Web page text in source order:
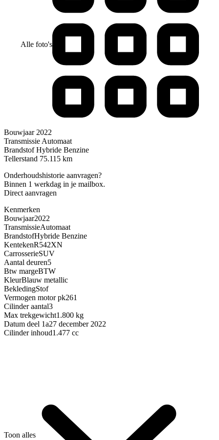
Alle foto's
Bouwjaar 2022
Transmissie Automaat
Brandstof Hybride Benzine
Tellerstand 75.115 km
Onderhoudshistorie aanvragen?
Binnen 1 werkdag in je mailbox.
Direct aanvragen
Kenmerken
Bouwjaar2022
TransmissieAutomaat
BrandstofHybride Benzine
KentekenR542XN
CarrosserieSUV
Aantal deuren5
Btw margeBTW
KleurBlauw metallic
BekledingStof
Vermogen motor pk261
Cilinder aantal3
Max trekgewicht1.800 kg
Datum deel 1a27 december 2022
Cilinder inhoud1.477 cc
Toon alles